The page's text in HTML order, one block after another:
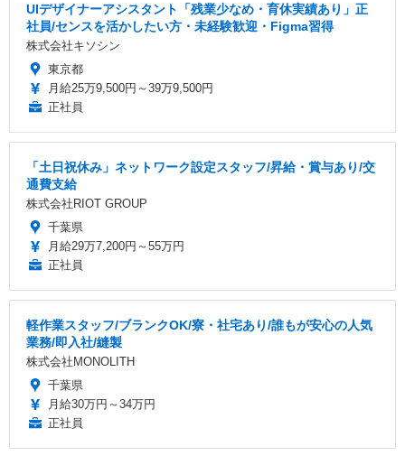
UIデザイナーアシスタント「残業少なめ・育休実績あり」正
社員/センスを活かしたい方・未経験歓迎・Figma習得
株式会社キソシン
東京都
月給25万9,500円～39万9,500円
正社員
「土日祝休み」ネットワーク設定スタッフ/昇給・賞与あり/交
通費支給
株式会社RIOT GROUP
千葉県
月給29万7,200円～55万円
正社員
軽作業スタッフ/ブランクOK/寮・社宅あり/誰もが安心の人気
業務/即入社/縫製
株式会社MONOLITH
千葉県
月給30万円～34万円
正社員